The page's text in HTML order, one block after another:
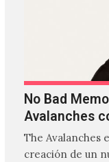
No Bad
Avalanches
The Avalanches
creación de un